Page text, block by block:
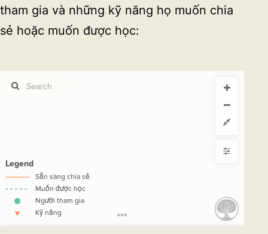
tham gia và những kỹ năng họ muốn chia
sẻ hoặc muốn được học: